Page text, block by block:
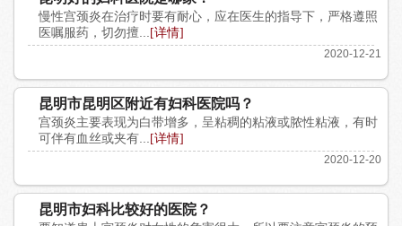
慢性宫颈炎在治疗时要有耐心，应在医生的指导下，严格遵照
医嘱服药，切勿擅...
[详情]
2020-12-21
昆明市昆明区附近有妇科医院吗？
宫颈炎主要表现为白带增多，呈粘稠的粘液或脓性粘液，有时
可伴有血丝或夹有...
[详情]
2020-12-20
昆明市妇科比较好的医院？